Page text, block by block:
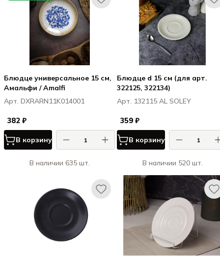
Блюдце универсальное 15 см,
Амальфи / Amalfi
Арт. DXRARN11K014001
382 ₽
В корзину
В наличии 635 шт.
Блюдце d 15 см (для арт.
322125, 322134)
Арт. 132115 AL SOLEY
359 ₽
В корзину
В наличии 520 шт.